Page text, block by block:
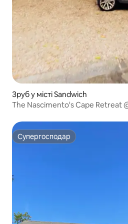
Зруб у місті Sandwich
The Nascimento's Cape Retreat
Супергосподар
Супергосподар